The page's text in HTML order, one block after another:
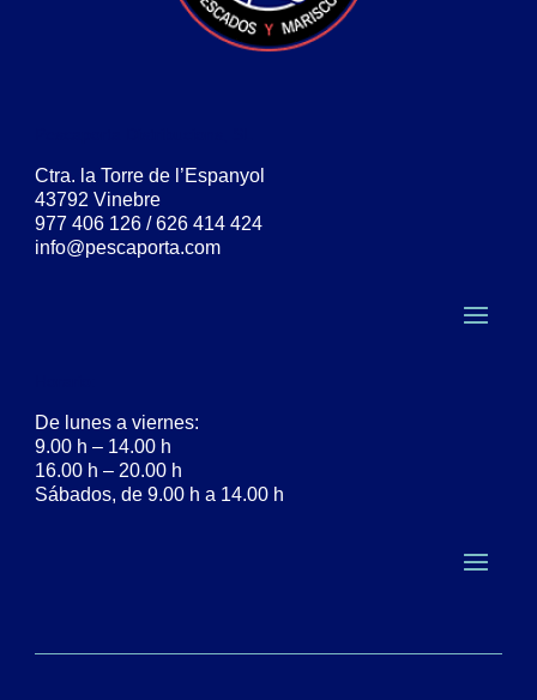
Ctra. la Torre de l’Espanyol
43792 Vinebre
977 406 126 / 626 414 424
info@pescaporta.com
De lunes a viernes:
9.00 h – 14.00 h
16.00 h – 20.00 h
Sábados, de 9.00 h a 14.00 h